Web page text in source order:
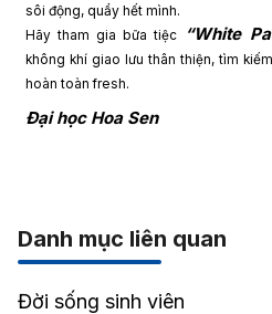
sôi động, quẩy hết mình.
Hãy tham gia bữa tiệc “White
không khí giao lưu thân thiện, tìm
hoàn toàn fresh.
Đại học Hoa Sen
Danh mục liên quan
Đời sống sinh viên